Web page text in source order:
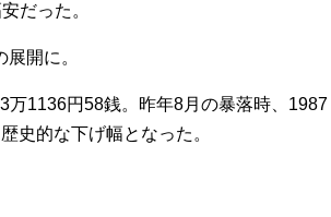
だった。
開に。
1136円58銭。昨年8月の暴落時、1987
史的な下げ幅となった。